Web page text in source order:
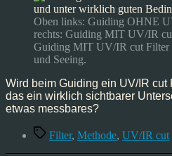
Oben links: Guiding OHNE
rechts: Guiding MIT UV/IR
Guiding MIT UV/IR cut Filter
und Seeing.
Wird beim Guiding ein UV/IR cut
das ein wirklich sichtbarer
etwas messbares?
Schlagwörter
Filter, Methode, UV/IR cut